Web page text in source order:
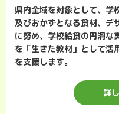
県内全域を対象として、学
及びおかずとなる食材、デ
に努め、学校給食の円滑な
を「生きた教材」として活
を支援します。
詳